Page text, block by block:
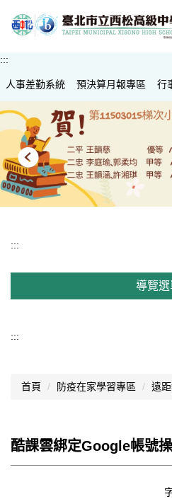
到
容
區
:::
人事差勤系統 預決算月報專區 行
:::
導覽選
認識西松
文件資料
:::
首頁 防疫在家學習專區 遠
酷課雲綁定Google帳號